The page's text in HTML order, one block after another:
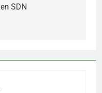
en SDN